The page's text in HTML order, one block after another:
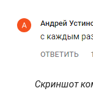
Скриншот